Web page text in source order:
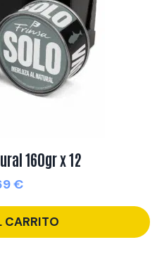
160gr x 12
€
CARRITO